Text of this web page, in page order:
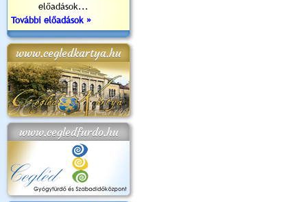
előadások...
További előadások »
www.cegledkartya.hu
www.cegledfurdo.hu